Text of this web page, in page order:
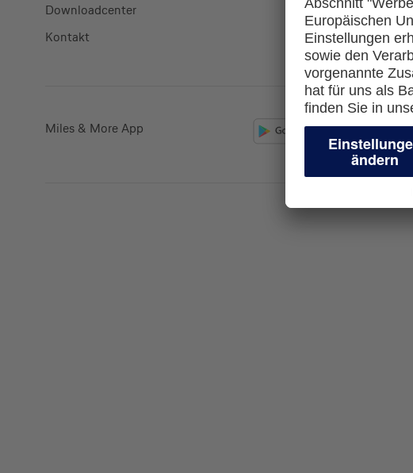
Downloadcenter
Kontakt
miles-and-more.com
lufthansa.com
Miles & More App